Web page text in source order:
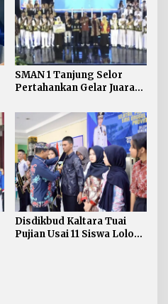
SMAN 1 Tanjung Selor
Pertahankan Gelar Juara
Tingkat Kaltara
Disdikbud Kaltara Tuai
Pujian Usai 11 Siswa Lolos